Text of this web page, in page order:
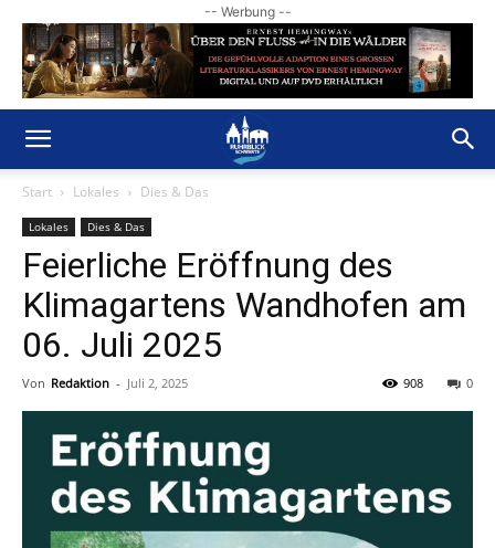
-- Werbung --
Start Lokales Dies & Das
Lokales Dies & Das
Feierliche Eröffnung des
Klimagartens Wandhofen am
06. Juli 2025
Von Redaktion - Juli 2, 2025 0
908